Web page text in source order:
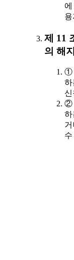
제 11
의 해
①
하
②
하